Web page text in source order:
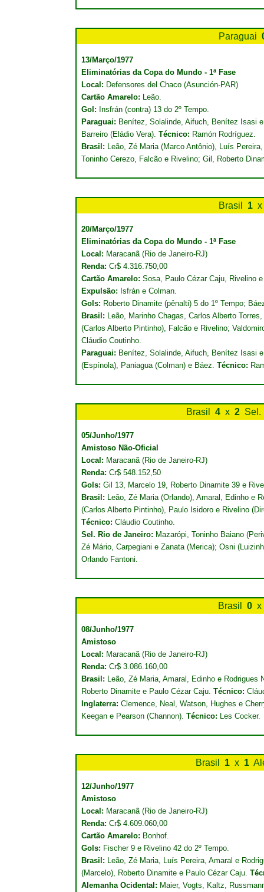
Paraguai
13/Março/1977
Eliminatórias da Copa do Mundo - 1ª Fase
Local: Defensores del Chaco (Asunción-PAR)
Cartão Amarelo: Leão.
Gol: Insfrán (contra) 13 do 2º Tempo.
Paraguai: Benítez, Solalinde, Aifuch, Benítez Isasi
Barreiro (Eládio Vera). Técnico: Ramón Rodríguez.
Brasil: Leão, Zé Maria (Marco Antônio), Luís
Toninho Cerezo, Falcão e Rivelino; Gil, Roberto
Brasil 1 x
20/Março/1977
Eliminatórias da Copa do Mundo - 1ª Fase
Local: Maracanã (Rio de Janeiro-RJ)
Renda: Cr$ 4.316.750,00
Cartão Amarelo: Sosa, Paulo Cézar Caju, Rivelino
Expulsão: Isfrán e Colman.
Gols: Roberto Dinamite (pênalti) 5 do 1º Tempo;
Brasil: Leão, Marinho Chagas, Carlos Alberto
(Carlos Alberto Pintinho), Falcão e Rivelino;
Cláudio Coutinho.
Paraguai: Benítez, Solalinde, Aifuch, Benítez Isasi
(Espínola), Paniagua (Colman) e Báez. Técnico:
Brasil 4 x 2 Sel.
05/Junho/1977
Amistoso Não-Oficial
Local: Maracanã (Rio de Janeiro-RJ)
Renda: Cr$ 548.152,50
Gols: Gil 13, Marcelo 19, Roberto Dinamite 39 e
Brasil: Leão, Zé Maria (Orlando), Amaral, Edinho e
(Carlos Alberto Pintinho), Paulo Isidoro e Rivelino
Técnico: Cláudio Coutinho.
Sel. Rio de Janeiro: Mazarópi, Toninho Baiano
Zé Mário, Carpegiani e Zanata (Merica); Osni
Orlando Fantoni.
Brasil 0 x
08/Junho/1977
Amistoso
Local: Maracanã (Rio de Janeiro-RJ)
Renda: Cr$ 3.086.160,00
Brasil: Leão, Zé Maria, Amaral, Edinho e
Roberto Dinamite e Paulo Cézar Caju. Técnico:
Inglaterra: Clemence, Neal, Watson, Hughes e
Keegan e Pearson (Channon). Técnico: Les Cocker.
Brasil 1 x 1
12/Junho/1977
Amistoso
Local: Maracanã (Rio de Janeiro-RJ)
Renda: Cr$ 4.609.060,00
Cartão Amarelo: Bonhof.
Gols: Fischer 9 e Rivelino 42 do 2º Tempo.
Brasil: Leão, Zé Maria, Luís Pereira, Amaral e
(Marcelo), Roberto Dinamite e Paulo Cézar Caju.
Alemanha Ocidental: Maier, Vogts, Kaltz,